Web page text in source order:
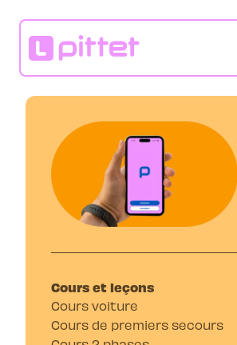
Cours et leçons
Cours voiture
Cours de premiers secours